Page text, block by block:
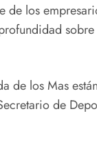
de los
de los Mas
de